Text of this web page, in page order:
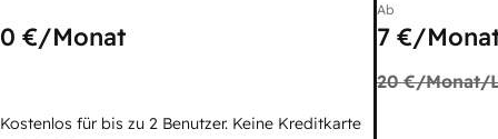
0 €/Monat
Kostenlos für bis zu 2 Benutzer. Keine Kreditkarte
Ab
7 €/
20 €/Monat/